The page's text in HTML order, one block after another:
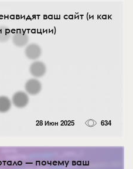
ваш сайт (и как
репутации)
28 Июн 2025 634
— почему ваш